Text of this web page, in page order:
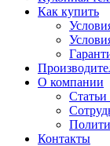
Как купить
О компании
Статьи
Контакты